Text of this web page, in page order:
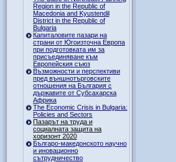
Region in the Republic of
Macedonia and Kyustendil
District in the Republic of
Bulgaria
Капиталовите пазари на
страни от Югоизточна Европа
при подготовката им за
присъединяване към
Европейския съюз
Възможности и перспективи
пред външнотърговските
отношения на България с
държавите от Субсахарска
Африка
The Economic Crisis in Bulgaria:
Policies and Sectors
Пазарът на труда и
социалната защита на
хоризонт 2020
Българо-македонското научно
и иновационно
сътрудничество